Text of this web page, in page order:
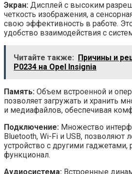
Экран: Дисплей с высоким
четкость изображения, а
свою эффективность в работе.
удобство взаимодействия с
Читайте также:
Причины и
P0234 на Opel Insignia
Память: Объем встроенной и
позволяет загружать и хранить
и медиафайлов, обеспечивая
Подключение: Множество
Bluetooth, Wi-Fi и USB, позволяют
устройство с другими гаджетами,
функционал.
Аудиосистема: Встроенные